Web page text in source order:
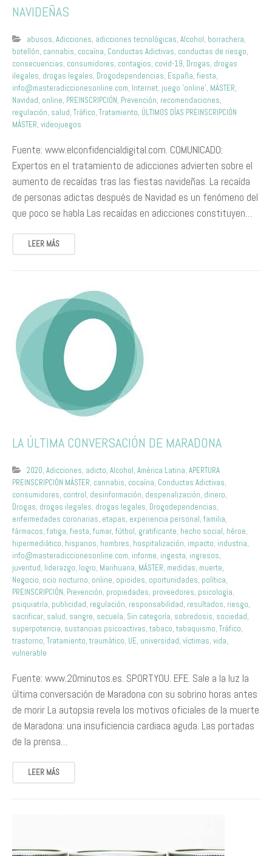
NAVIDEÑAS
abusos, Adicciones, adicciones tecnológicas, Alcohol, borrachera,
botellón, cannabis, cocaína, Conductas Adictivas, conductas de riesgo,
consecuencias, consumidores, contagios, covid-19, Drogas, drogas
ilegales, drogas legales, Drogodependencias, España, fiesta,
info@masteradiccionesonline.com, Internet, juego 'online', MÁSTER,
Navidad, online, PREINSCRIPCIÓN, Prevención, recomendaciones,
regulación, salud, Tráfico, Tratamiento, ÚLTIMOS DÍAS PREINSCRIPCIÓN
MÁSTER, videojuegos
Fuente: www.elconfidencialdigital.com. COMUNICADO:
Expertos en el tratamiento de adicciones advierten sobre el
aumento de recaídas tras las fiestas navideñas. La recaída
de personas adictas después de Navidad es un fenómeno del
que poco se habla Las recaídas en adicciones constituyen…
LEER MÁS
LA ÚLTIMA CONVERSACIÓN DE MARADONA
2020, Adicciones, adicto, Alcohol, América Latina, APERTURA
PREINSCRIPCIÓN MÁSTER, cannabis, cocaína, Conductas Adictivas,
consumidores, control, desinformación, despenalización, dinero,
Drogas, drogas ilegales, drogas legales, Drogodependencias,
enfermedades coronarias, etapas, experiencia personal, familia,
fármacos, fatiga, fiesta, fumar, fútbol, gratificante, hecho social, héroe,
hipermediático, hispanos, hombres, hospitalización, impacto, industria,
info@masteradiccionesonline.com, informe, ingesta, ingresos,
juventud, liderazgo, logro, Marihuana, MÁSTER, medidas, muerte,
Negocio, ocio nocturno, online, opioides, oportunidades, política,
PREINSCRIPCIÓN, Prevención, propiedades, proveedores, psicología,
psiquiatría, publicidad, regulación, responsabilidad, resultados, riesgo,
sacrificar, salud, sangre, secuela, Sin categoría, sobredosis, sociedad,
superpotencia, sustancias psicoactivas, tabaco, tabaquismo, Tráfico,
trastorno, Tratamiento, traumático, UE, universidad, víctimas, vida,
vulnerable
Fuente: www.20minutos.es. SPORTYOU. EFE. Sale a la luz la
última conversación de Maradona con su sobrino horas antes
de morir La autopsia revela los motivos oficiales de la muerte
de Maradona: una insuficiencia cardiaca aguda. Las portadas
de la prensa…
LEER MÁS